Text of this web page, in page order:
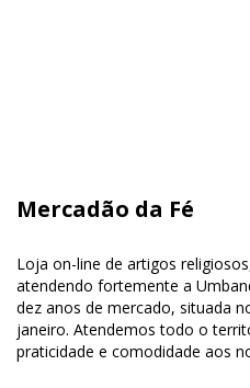
Mercadão da Fé
Loja on-line de artigos
atendendo fortemente a
dez anos de mercado, situada
janeiro. Atendemos todo o
praticidade e comodidade aos